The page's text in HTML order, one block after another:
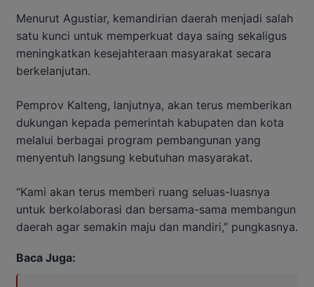
Menurut Agustiar, kemandirian daerah menjadi salah
satu kunci untuk memperkuat daya saing sekaligus
meningkatkan kesejahteraan masyarakat secara
berkelanjutan.
Pemprov Kalteng, lanjutnya, akan terus memberikan
dukungan kepada pemerintah kabupaten dan kota
melalui berbagai program pembangunan yang
menyentuh langsung kebutuhan masyarakat.
“Kami akan terus memberi ruang seluas-luasnya
untuk berkolaborasi dan bersama-sama membangun
daerah agar semakin maju dan mandiri,” pungkasnya.
Baca Juga: